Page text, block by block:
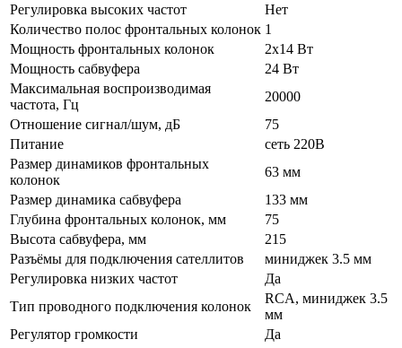
Регулировка высоких частот
Нет
Количество полос фронтальных колонок 1
Мощность фронтальных колонок
2x14 Вт
Мощность сабвуфера
24 Вт
Максимальная воспроизводимая
частота, Гц
20000
Отношение сигнал/шум, дБ
75
Питание
сеть 220В
Размер динамиков фронтальных
колонок
63 мм
Размер динамика сабвуфера
133 мм
Глубина фронтальных колонок, мм
75
Высота сабвуфера, мм
215
Разъёмы для подключения сателлитов
миниджек 3.5 мм
Регулировка низких частот
Да
Тип проводного подключения колонок
RCA, миниджек 3.5
мм
Регулятор громкости
Да